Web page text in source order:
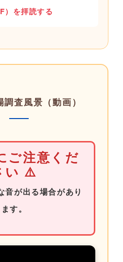
を拝読する
調査風景（動画）
ご注意くだ
い ⚠️
音が出る場合があり
ます。